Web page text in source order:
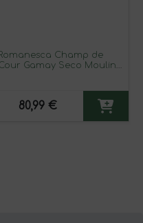
Romanesca Champ de
Gamay Seco Moulin
80,99 €